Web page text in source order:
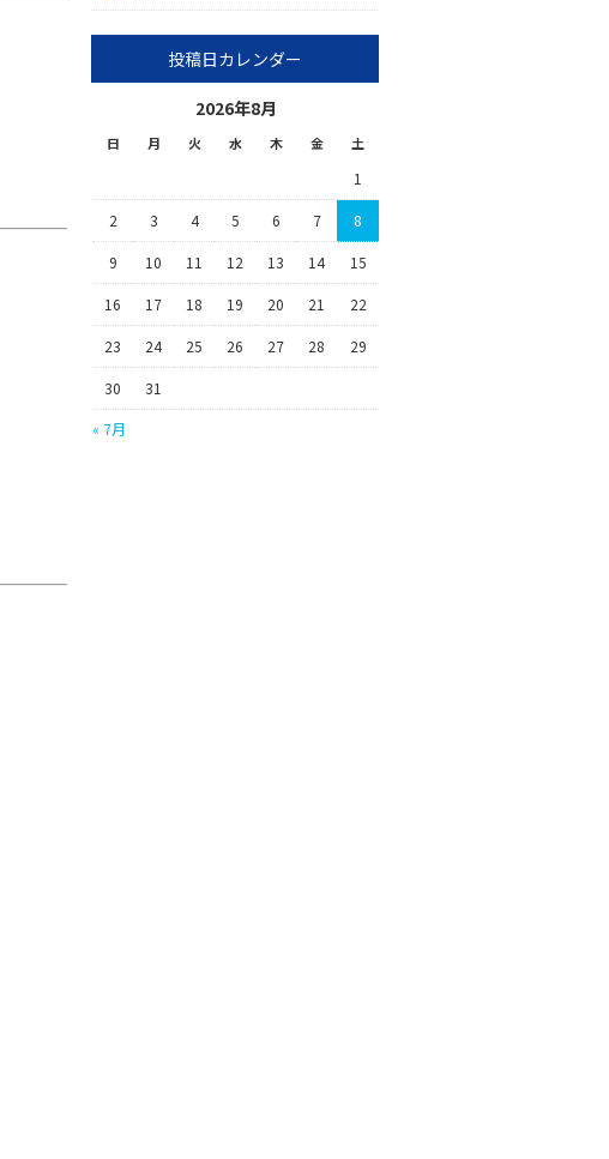
投稿日カレンダー
2026年8月
日 月 火 水 木 金 土
« 7月
1
2 3 4 5 6 7 8
9 10 11 12 13 14 15
16 17 18 19 20 21 22
23 24 25 26 27 28 29
30 31